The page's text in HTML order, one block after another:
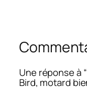
Une réponse à
Bird, motard